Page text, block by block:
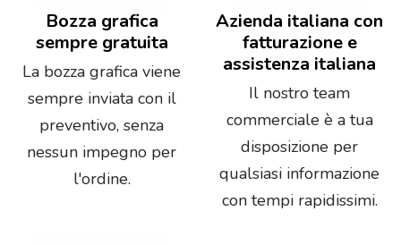
Bozza grafica
sempre gratuita
La bozza grafica viene
sempre inviata con il
preventivo, senza
nessun impegno per
l'ordine.
Azienda italiana con
fatturazione e
assistenza italiana
Il nostro team
commerciale è a tua
disposizione per
qualsiasi informazione
con tempi rapidissimi.